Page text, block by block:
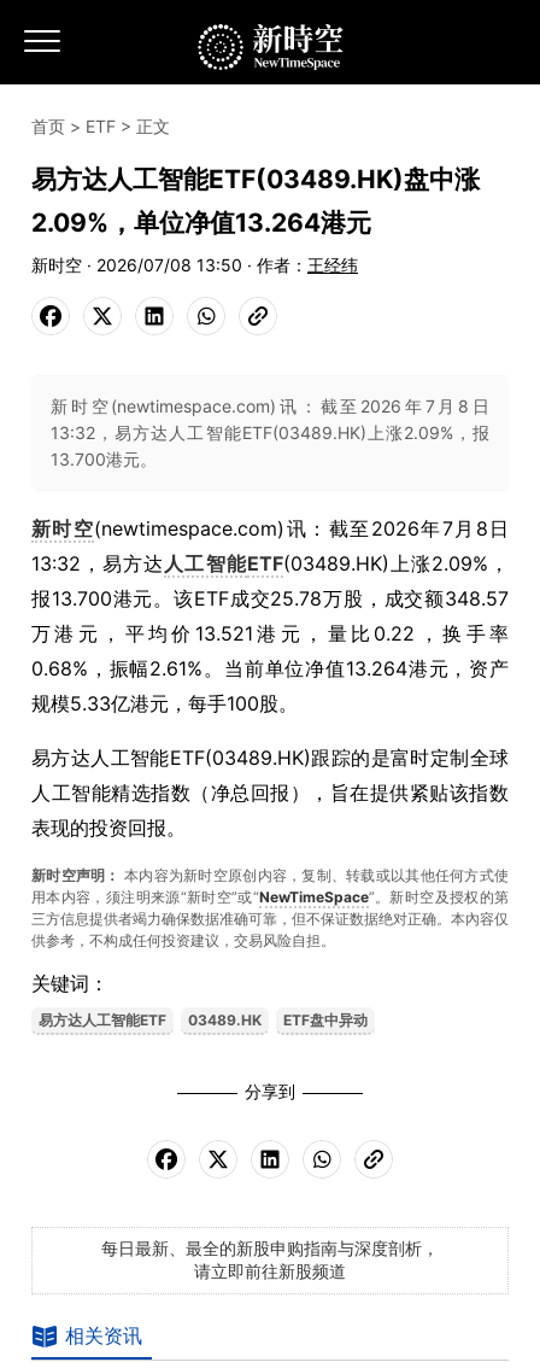
首页 > ETF > 正文
易方达人工智能ETF(03489.HK)盘中涨
2.09%，单位净值13.264港元
新时空 · 2026/07/08 13:50 · 作者： 王经纬
新时空(newtimespace.com)讯：截至2026年7月8日
13:32，易方达人工智能ETF(03489.HK)上涨2.09%，报
13.700港元。
新时空(newtimespace.com)讯：截至2026年7月8日
13:32，易方达 人工智能ETF(03489.HK)上涨2.09%，
报13.700港元。该ETF成交25.78万股，成交额348.57
万港元，平均价13.521港元，量比0.22，换手率
0.68%，振幅2.61%。当前单位净值13.264港元，资产
规模5.33亿港元，每手100股。
易方达人工智能ETF(03489.HK)跟踪的是富时定制全球
人工智能精选指数（净总回报），旨在提供紧贴该指数
表现的投资回报。
新时空声明： 本内容为新时空原创内容，复制、转载或以其他任何方式使
用本内容，须注明来源“新时空”或“NewTimeSpace”。新时空及授权的第
三方信息提供者竭力确保数据准确可靠，但不保证数据绝对正确。本內容仅
供参考，不构成任何投资建议，交易风险自担。
关键词：
易方达人工智能ETF 03489.HK ETF盘中异动
分享到
每日最新、最全的新股申购指南与深度剖析，
请立即前往新股频道
相关资讯